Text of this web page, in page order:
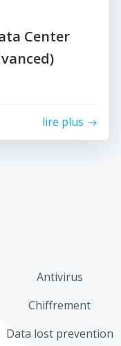
Center
lire plus
Antivirus
Chiffrement
Data lost prevention